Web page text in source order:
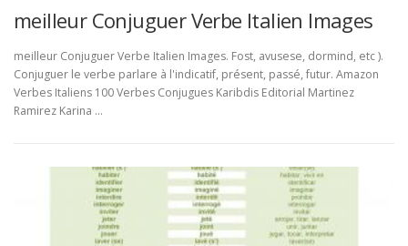
meilleur Conjuguer Verbe Italien Images
meilleur Conjuguer Verbe Italien Images. Fost, avusese, dormind, etc ).
Conjuguer le verbe parlare à l'indicatif, présent, passé, futur. Amazon
Verbes Italiens 100 Verbes Conjugues Karibdis Editorial Martinez
Ramirez Karina …